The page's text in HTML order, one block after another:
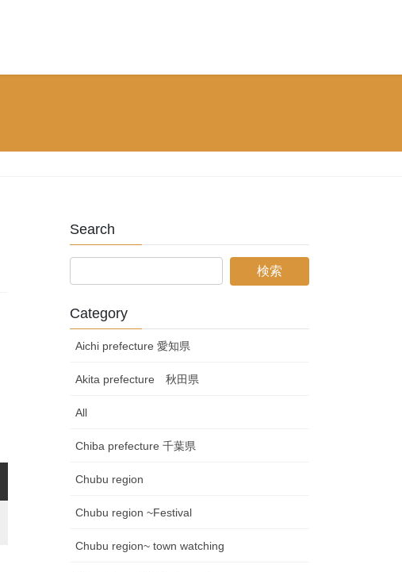
Search
Category
Aichi prefecture 愛知県
Akita prefecture 秋田県
All
Chiba prefecture 千葉県
Chubu region
Chubu region ~Festival
Chubu region~ town watching